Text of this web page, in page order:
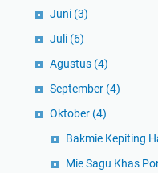
Juni (3)
Juli (6)
Agustus (4)
September (4)
Oktober (4)
Bakmie Kepiting
Mie Sagu Khas